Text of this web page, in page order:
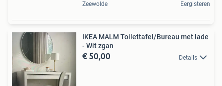
Zeewolde Eergisteren
IKEA MALM Toilettafel/Bureau met lade
- Wit zgan
€ 50,00 Details